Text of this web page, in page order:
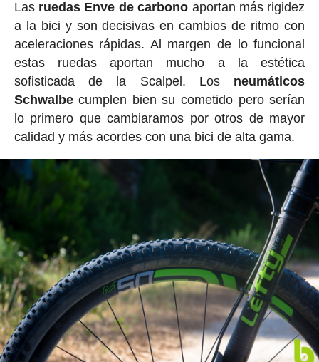
Las ruedas Enve de carbono aportan más rigidez
a la bici y son decisivas en cambios de ritmo con
aceleraciones rápidas. Al margen de lo funcional
estas ruedas aportan mucho a la estética
sofisticada de la Scalpel. Los neumáticos
Schwalbecumplen bien su cometido pero serían
lo primero que cambiaramos por otros de mayor
calidad y más acordes con una bici de alta gama.